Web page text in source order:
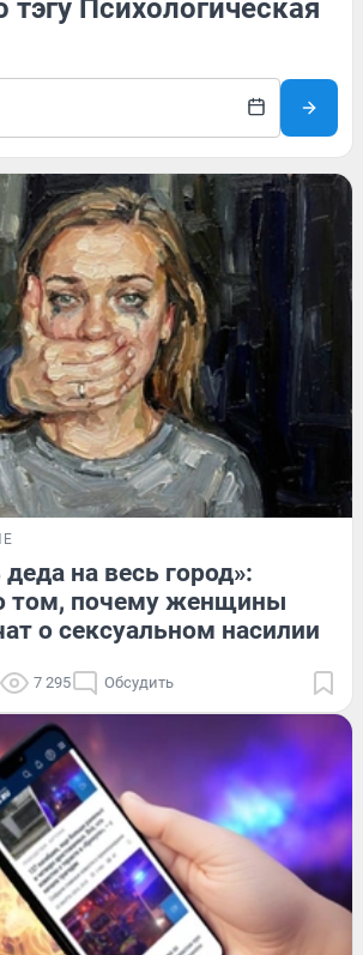
тэгу Психологическая
на весь город»:
том, почему женщины
о сексуальном насилии
7 295 Обсудить